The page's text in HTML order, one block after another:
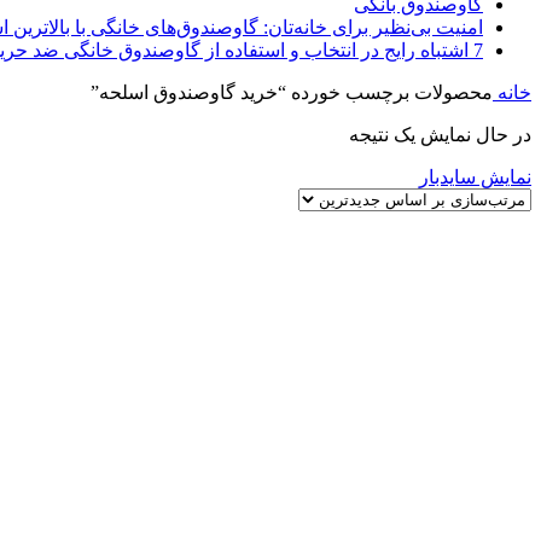
گاوصندوق بانکی
امنیت بی‌نظیر برای خانه‌تان: گاوصندوق‌های خانگی با بالاترین
7 اشتباه رایج در انتخاب و استفاده از گاوصندوق خانگی ضد حریق
خانه محصولات برچسب خورده “خرید گاوصندوق اسلحه”
در حال نمایش یک نتیجه
نمایش سایدبار